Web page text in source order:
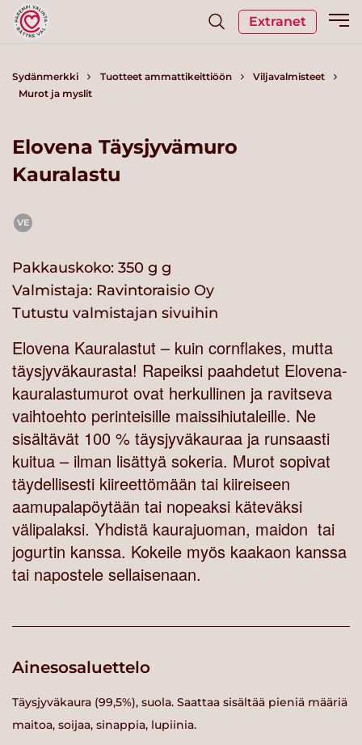
Extranet
Sydänmerkki Tuotteet ammattikeittiöön
Viljavalmisteet
Murot ja myslit
Elovena Täysjyvämuro
Kauralastu
VE
Pakkauskoko: 350 g g
Valmistaja: Ravintoraisio Oy
Tutustu valmistajan sivuihin
Elovena Kauralastut – kuin cornflakes, mutta
täysjyväkaurasta! Rapeiksi paahdetut Elovena-
kauralastumurot ovat herkullinen ja ravitseva
vaihtoehto perinteisille maissihiutaleille. Ne
sisältävät 100 % täysjyväkauraa ja runsaasti
kuitua – ilman lisättyä sokeria. Murot sopivat
täydellisesti kiireettömään tai kiireiseen
aamupalapöytään tai nopeaksi käteväksi
välipalaksi. Yhdistä kaurajuoman, maidon tai
jogurtin kanssa. Kokeile myös kaakaon kanssa
tai napostele sellaisenaan.
Ainesosaluettelo
Täysjyväkaura (99,5%), suola. Saattaa sisältää pieniä määriä
maitoa, soijaa, sinappia, lupiinia.